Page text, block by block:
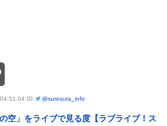
ID: @suresuta_info
空」をライブで見る度【ラブライブ！ス